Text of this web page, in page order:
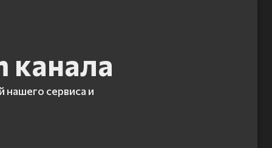
канала
сервиса и